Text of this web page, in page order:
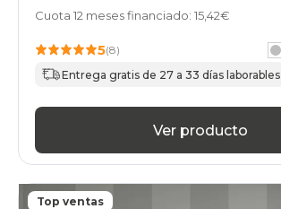
Cuota 12 meses financiado: 15,42€
5(8)
Entrega gratis de 27 a 33 días laborables
Ver producto
Top ventas